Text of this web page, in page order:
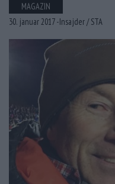
MAGAZIN
30. januar 2017 -Insajder /STA